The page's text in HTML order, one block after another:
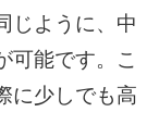
じように、中
可能です。こ
に少しでも高